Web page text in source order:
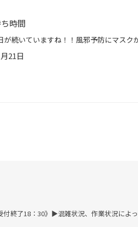
時間
21日
終了18：30》▶︎混雑状況、作業状況によ